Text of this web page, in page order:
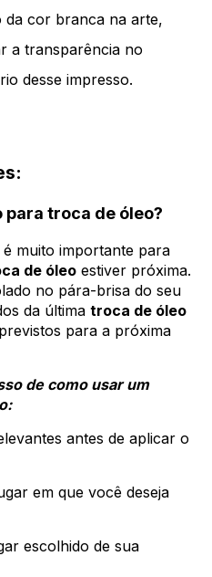
da cor branca na arte,
a transparência no
desse impresso.
para troca de óleo?
é muito importante para
de óleo estiver próxima.
no pára-brisa do seu
da última troca de óleo
para a próxima
de como usar um
antes de aplicar o
em que você deseja
escolhido de sua